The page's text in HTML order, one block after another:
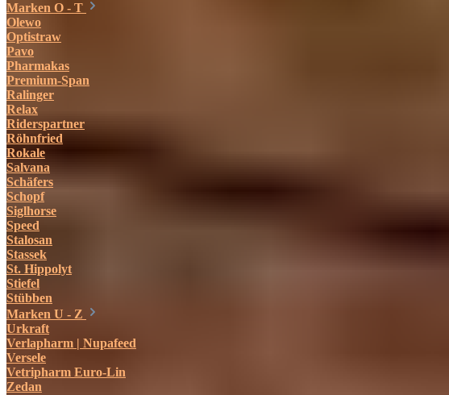
Marken O - T
Olewo
Optistraw
Pavo
Pharmakas
Premium-Span
Ralinger
Relax
Riderspartner
Röhnfried
Rokale
Salvana
Schäfers
Schopf
Siglhorse
Speed
Stalosan
Stassek
St. Hippolyt
Stiefel
Stübben
Marken U - Z
Urkraft
Verlapharm | Nupafeed
Versele
Vetripharm Euro-Lin
Zedan